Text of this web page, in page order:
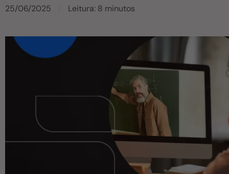
25/06/2025 Leitura: 8 minutos